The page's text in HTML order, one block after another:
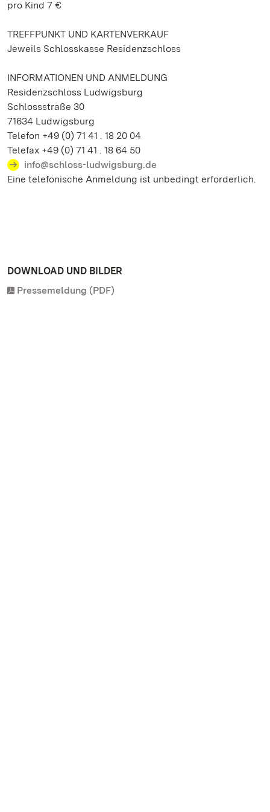
pro Kind 7 €
TREFFPUNKT UND KARTENVERKAUF
Jeweils Schlosskasse Residenzschloss
INFORMATIONEN UND ANMELDUNG
Residenzschloss Ludwigsburg
Schlossstraße 30
71634 Ludwigsburg
Telefon +49 (0) 71 41 . 18 20 04
Telefax +49 (0) 71 41 . 18 64 50
info@schloss-ludwigsburg.de
Eine telefonische Anmeldung ist unbedingt erforderlich.
DOWNLOAD UND BILDER
Pressemeldung (PDF)